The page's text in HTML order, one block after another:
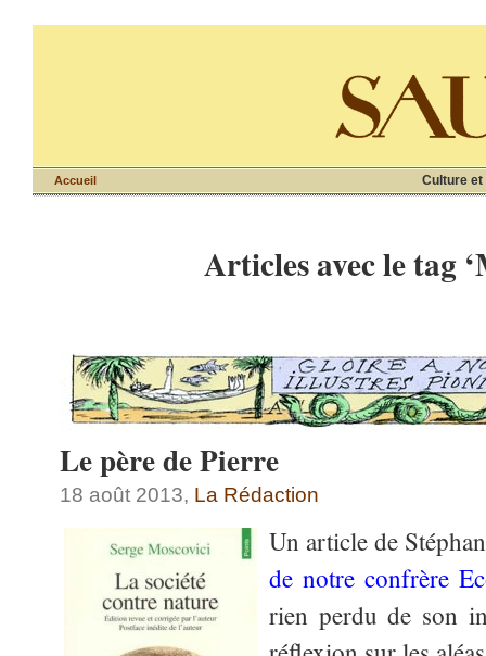
Culture et
Accueil
Articles avec le tag
Le père de Pierre
18 août 2013, La Rédaction
Un article de
de notre confrère
rien perdu de son